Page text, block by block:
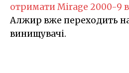
отримати Mirage 2000-9
Алжир вже переходить на
винищувачі.